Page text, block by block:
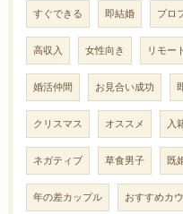
すぐできる 即結婚 プロ
高収入 女性向き リモー
婚活仲間 お見合い成功
クリスマス オススメ 入
ネガティブ 草食男子 既
年の差カップル おすすめカ